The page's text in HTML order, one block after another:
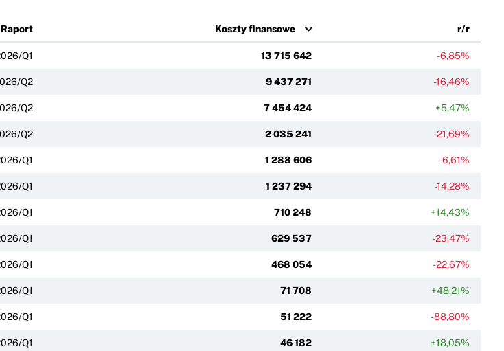
Raport Koszty finansowe r/r
Q1 13 715 642 -6,85%
Q2 9 437 271 -16,46%
Q2 7 454 424 +5,47%
Q2 2 035 241 -21,69%
Q1 1 288 606 -6,61%
Q1 1 237 294 -14,28%
Q1 710 248 +14,43%
Q1 629 537 -23,47%
Q1 468 054 -22,67%
Q1 71 708 +48,21%
Q1 51 222 -88,80%
Q1 46 182 +18,05%